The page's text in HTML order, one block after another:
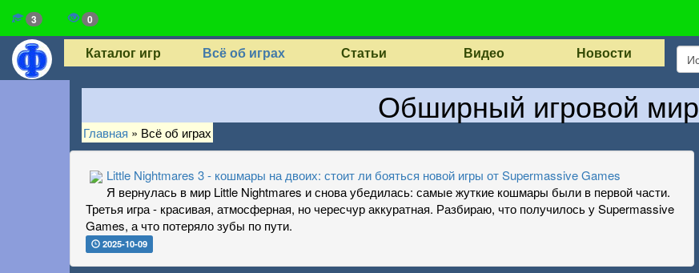
3 0
Каталог игр Всё об играх Статьи Видео Новости
Обширный игровой мир
Главная » Всё об играх
Little Nightmares 3 - кошмары на двоих: стоит ли бояться новой игры от Supermassive Games
Я вернулась в мир Little Nightmares и снова убедилась: самые жуткие кошмары были в первой части.
Третья игра - красивая, атмосферная, но чересчур аккуратная. Разбираю, что получилось у Supermassive
Games, а что потеряло зубы по пути.
2025-10-09